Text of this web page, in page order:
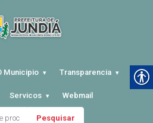
Municipio Transparencia
Servicos Webmail
Pesquisar